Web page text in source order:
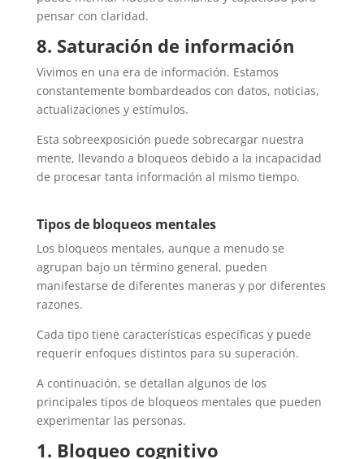
pensar con claridad.
8. Saturación de información
Vivimos en una era de información. Estamos
constantemente bombardeados con datos, noticias,
actualizaciones y estímulos.
Esta sobreexposición puede sobrecargar nuestra
mente, llevando a bloqueos debido a la incapacidad
de procesar tanta información al mismo tiempo.
Tipos de bloqueos mentales
Los bloqueos mentales, aunque a menudo se
agrupan bajo un término general, pueden
manifestarse de diferentes maneras y por diferentes
razones.
Cada tipo tiene características específicas y puede
requerir enfoques distintos para su superación.
A continuación, se detallan algunos de los
principales tipos de bloqueos mentales que pueden
experimentar las personas.
1. Bloqueo cognitivo